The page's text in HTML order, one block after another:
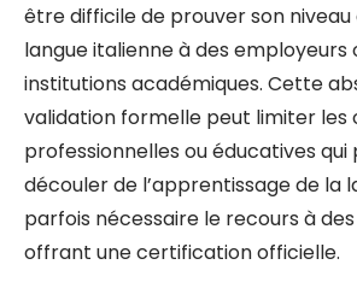
être difficile de prouver son
langue italienne à des employeurs
institutions académiques. Cette
validation formelle peut limiter les
professionnelles ou éducatives
découler de l’apprentissage de la
parfois nécessaire le recours à
offrant une certification officielle.